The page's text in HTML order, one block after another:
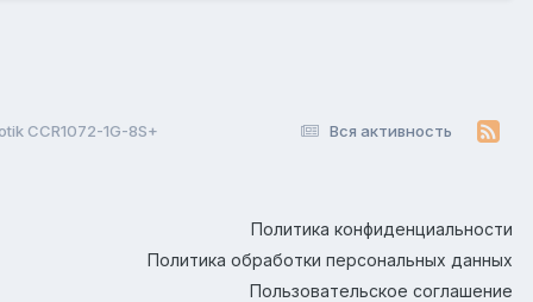
Вся активность
CCR1072-1G-8S+
Политика конфиденциальности
Политика обработки персональных данных
Пользовательское соглашение